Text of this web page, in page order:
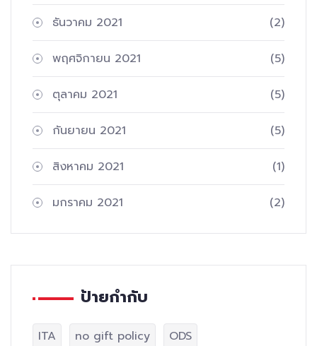
ธันวาคม 2021 (2)
พฤศจิกายน 2021 (5)
ตุลาคม 2021 (5)
กันยายน 2021 (5)
สิงหาคม 2021 (1)
มกราคม 2021 (2)
ป้ายกำกับ
ITA no gift policy
ODS